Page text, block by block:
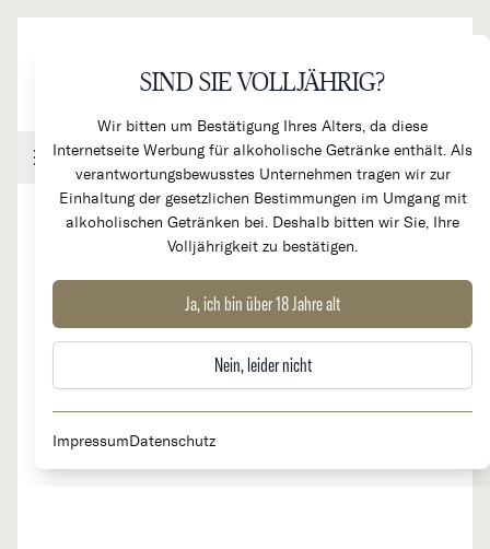
SIND SIE VOLLJÄHRIG?
Wir bitten um Bestätigung Ihres Alters, da diese
Internetseite Werbung für alkoholische Getränke enthält. Als
verantwortungsbewusstes Unternehmen tragen wir zur
Einhaltung der gesetzlichen Bestimmungen im Umgang mit
alkoholischen Getränken bei. Deshalb bitten wir Sie, Ihre
Volljährigkeit zu bestätigen.
Ja, ich bin über 18 Jahre alt
Nein, leider nicht
ImpressumDatenschutz
Handel & Gastronomie Kundenkonto Warenkorb
Chablis 1er Cru "Fourchaume"